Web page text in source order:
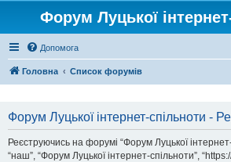
Форум Луцької
Допомога
Головна Список форумів
Форум Луцької інтернет-спільноти -
Реєструючись на форумі “Форум Луцької
“наш”, “Форум Луцької інтернет-спільноти”,